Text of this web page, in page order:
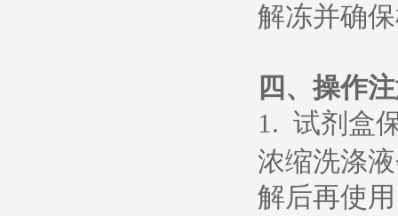
解冻并确
四、操作
1. 试剂盒
浓缩洗涤
解后再使